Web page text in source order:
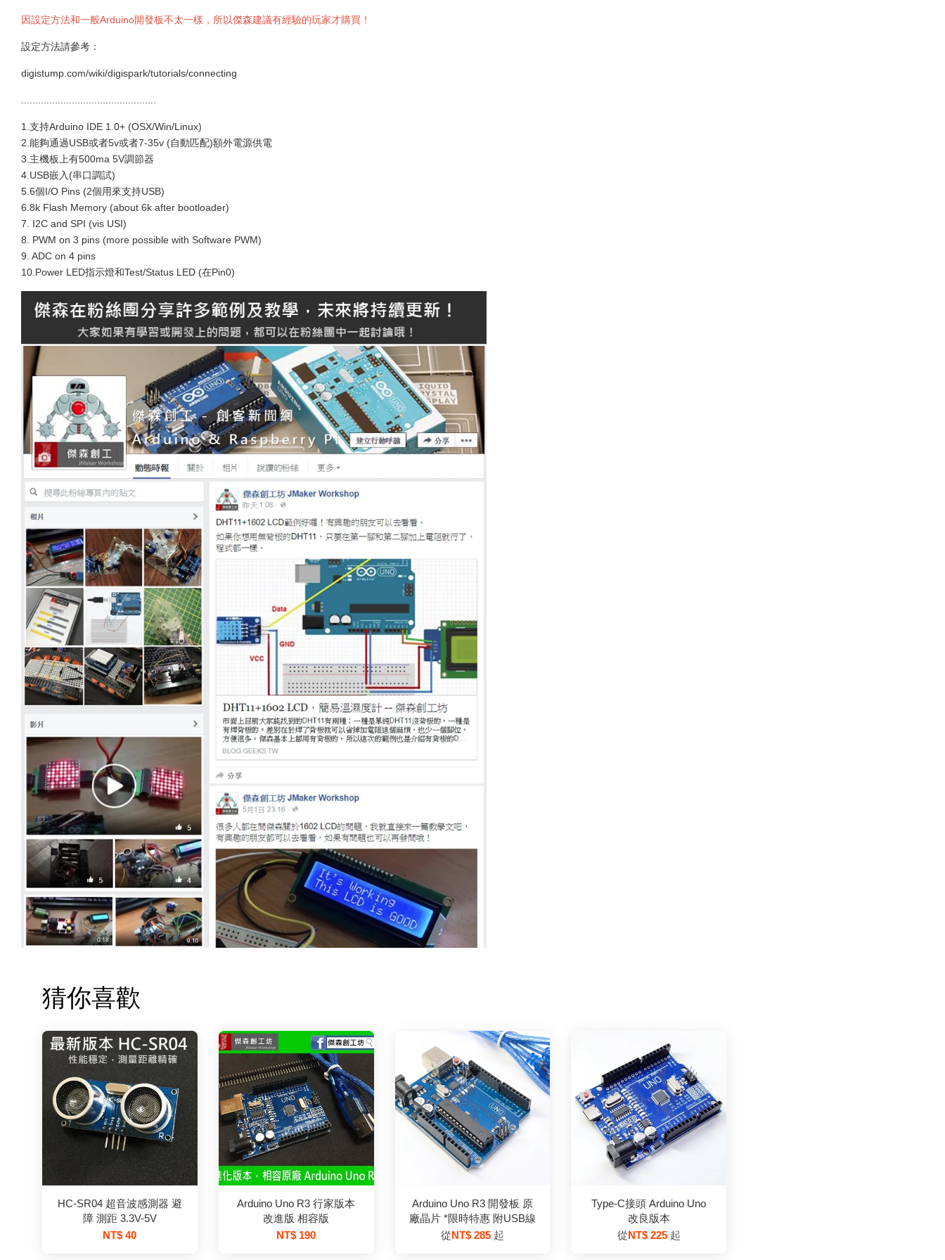
因設定方法和一般Arduino開發板不太一樣，所以傑森建議有經驗的玩家才購買！
設定方法請參考：
digistump.com/wiki/digispark/tutorials/connecting
1.支持Arduino IDE 1.0+ (OSX/Win/Linux)
2.能夠通過USB或者5v或者7-35v (自動匹配)額外電源供電
3.主機板上有500ma 5V調節器
4.USB嵌入(串口調試)
5.6個I/O Pins (2個用來支持USB)
6.8k Flash Memory (about 6k after bootloader)
7. I2C and SPI (vis USI)
8. PWM on 3 pins (more possible with Software PWM)
9. ADC on 4 pins
10.Power LED指示燈和Test/Status LED (在Pin0)
猜你喜歡
HC-SR04 超音波感測器 避
障 測距 3.3V-5V
NT$ 40
Arduino Uno R3 行家版本
改進版 相容版
NT$ 190
Arduino Uno R3 開發板 原
廠晶片 *限時特惠 附USB線
從NT$ 285 起
Type-C接頭 Arduino Uno
改良版本
從NT$ 225 起